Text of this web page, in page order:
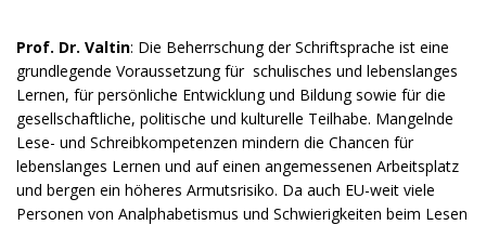
Prof. Dr. Valtin: Die Beherrschung der Schriftsprache ist eine
grundlegende Voraussetzung für schulisches und lebenslanges
Lernen, für persönliche Entwicklung und Bildung sowie für die
gesellschaftliche, politische und kulturelle Teilhabe. Mangelnde
Lese- und Schreibkompetenzen mindern die Chancen für
lebenslanges Lernen und auf einen angemessenen Arbeitsplatz
und bergen ein höheres Armutsrisiko. Da auch EU-weit viele
Personen von Analphabetismus und Schwierigkeiten beim Lesen